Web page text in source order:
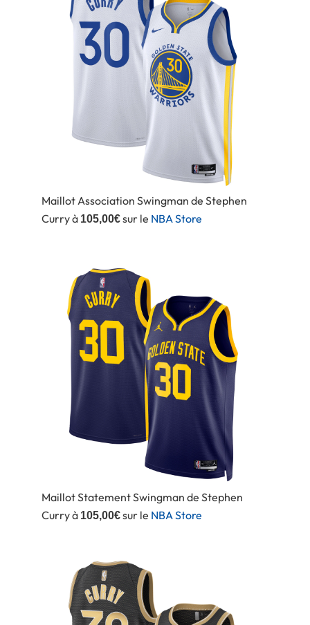
Maillot Association Swingman de Stephen
Curry à 105,00€sur le NBA Store
Maillot Statement Swingman de Stephen
Curry à 105,00€sur le NBA Store